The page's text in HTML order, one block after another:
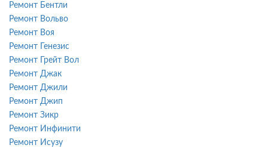
Ремонт Бентли
Ремонт Вольво
Ремонт Воя
Ремонт Генезис
Ремонт Грейт Вол
Ремонт Джак
Ремонт Джили
Ремонт Джип
Ремонт Зикр
Ремонт Инфинити
Ремонт Исузу